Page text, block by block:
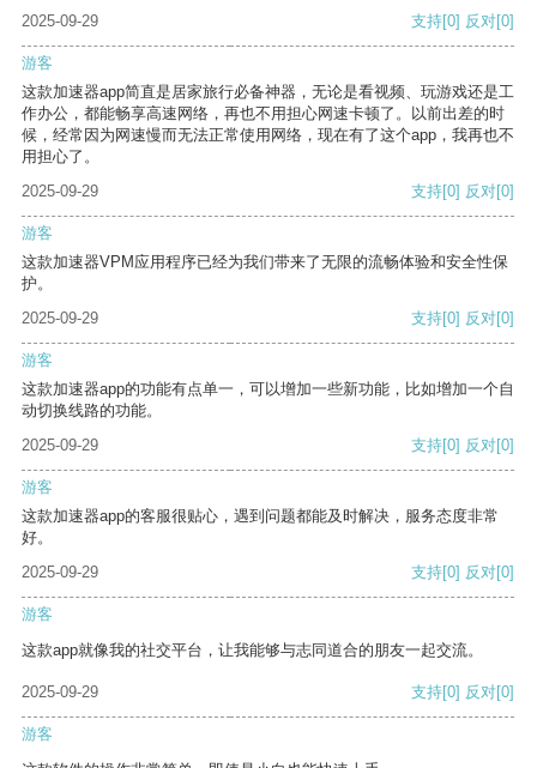
2025-09-29 支持[0] 反对[0]
游客
这款加速器app简直是居家旅行必备神器，无论是看视频、玩游戏还是工
作办公，都能畅享高速网络，再也不用担心网速卡顿了。以前出差的时
候，经常因为网速慢而无法正常使用网络，现在有了这个app，我再也不
用担心了。
2025-09-29
支持[0] 反对[0]
游客
这款加速器VPM应用程序已经为我们带来了无限的流畅体验和安全性保
护。
2025-09-29
支持[0] 反对[0]
游客
这款加速器app的功能有点单一，可以增加一些新功能，比如增加一个自
动切换线路的功能。
2025-09-29
支持[0] 反对[0]
游客
这款加速器app的客服很贴心，遇到问题都能及时解决，服务态度非常
好。
2025-09-29
支持[0] 反对[0]
游客
这款app就像我的社交平台，让我能够与志同道合的朋友一起交流。
2025-09-29 支持[0] 反对[0]
游客